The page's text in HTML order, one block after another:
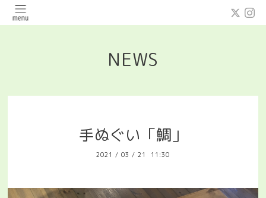
NEWS
手ぬぐい「鯛」
2021 / 03 / 21 11:30